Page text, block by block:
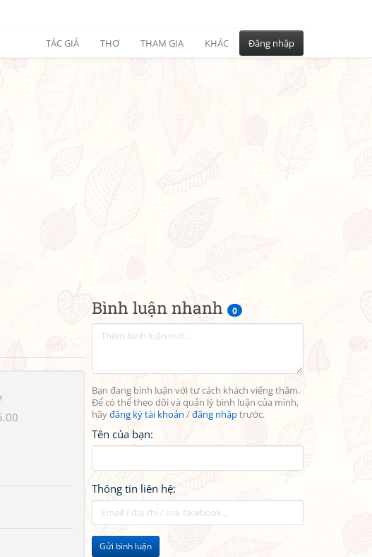
TÁC GIẢ THƠ THAM GIA KHÁC Đăng nhập
Bình luận nhanh 0
Bạn đang bình luận với tư cách khách viếng thăm.
Để có thể theo dõi và quản lý bình luận của mình,
hãyđăng ký tài khoản /đăng nhậptrước.
Tên của bạn:
Thông tin liên hệ:
Gửi bình luận